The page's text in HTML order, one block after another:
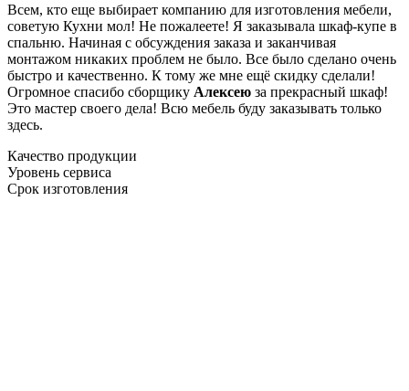
Всем, кто еще выбирает компанию для изготовления мебели,
советую Кухни мол! Не пожалеете! Я заказывала шкаф-купе в
спальню. Начиная с обсуждения заказа и заканчивая
монтажом никаких проблем не было. Все было сделано очень
быстро и качественно. К тому же мне ещё скидку сделали!
Огромное спасибо сборщику Алексею за прекрасный шкаф!
Это мастер своего дела! Всю мебель буду заказывать только
здесь.
Качество продукции
Уровень сервиса
Срок изготовления